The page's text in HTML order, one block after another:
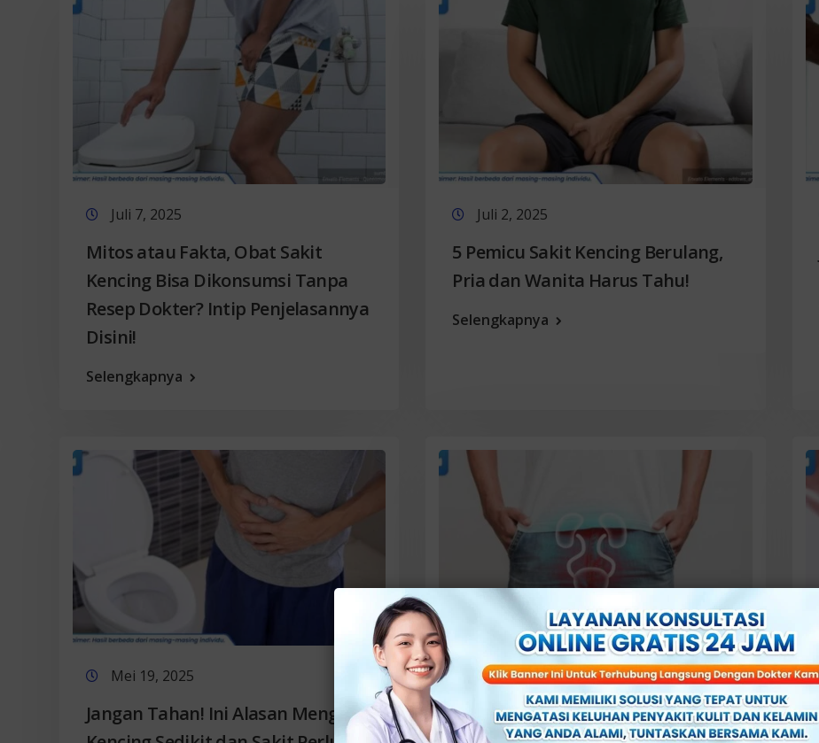
Juli 7, 2025
Mitos atau Fakta, Obat Sakit
Kencing Bisa Dikonsumsi Tanpa
Resep Dokter? Intip Penjelasannya
Disini!
Selengkapnya
Juli 2, 2025
5 Pemicu Sakit Kencing Berulang,
Pria dan Wanita Harus Tahu!
Selengkapnya
Mei 19, 2025
Jangan Tahan! Ini Alasan Mengapa
Desember 7, 2024
Pria Alami Sakit Kencing Setelah